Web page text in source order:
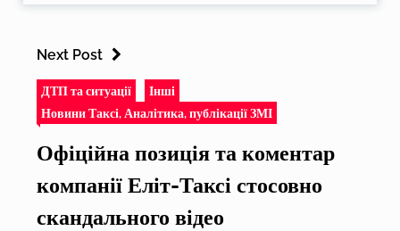
Next Post
ДТП та ситуації
Інші
Новини Таксі, Аналітика, публікації ЗМІ
Офіційна позиція та коментар
компанії Еліт-Таксі стосовно
скандального відео